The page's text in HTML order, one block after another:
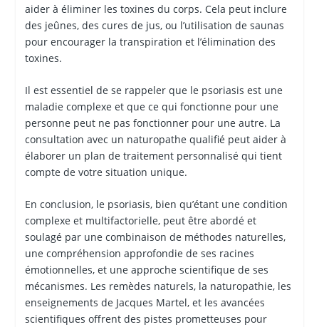
aider à éliminer les toxines du corps. Cela peut inclure
des jeûnes, des cures de jus, ou l’utilisation de saunas
pour encourager la transpiration et l’élimination des
toxines.
Il est essentiel de se rappeler que le psoriasis est une
maladie complexe et que ce qui fonctionne pour une
personne peut ne pas fonctionner pour une autre. La
consultation avec un naturopathe qualifié peut aider à
élaborer un plan de traitement personnalisé qui tient
compte de votre situation unique.
En conclusion, le psoriasis, bien qu’étant une condition
complexe et multifactorielle, peut être abordé et
soulagé par une combinaison de méthodes naturelles,
une compréhension approfondie de ses racines
émotionnelles, et une approche scientifique de ses
mécanismes. Les remèdes naturels, la naturopathie, les
enseignements de Jacques Martel, et les avancées
scientifiques offrent des pistes prometteuses pour